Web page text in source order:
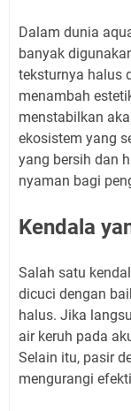
Dalam dunia
banyak
teksturnya halus
menambah
menstabilkan
ekosistem yang
yang bersih dan
nyaman bagi
Kendala
Salah satu
dicuci dengan
halus. Jika
air keruh pada
Selain itu, pasir
mengurangi